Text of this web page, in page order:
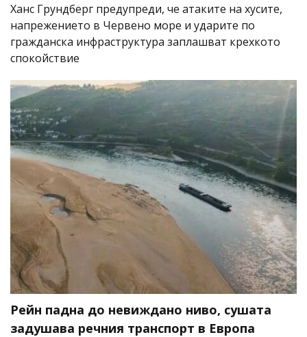
Ханс Грундберг предупреди, че атаките на хусите,
напрежението в Червено море и ударите по
гражданска инфраструктура заплашват крехкото
спокойствие
Рейн падна до невиждано ниво, сушата
задушава речния транспорт в Европа